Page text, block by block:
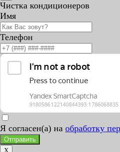
Чистка кондиционеров
Имя
Телефон
Я согласен(а) на обработку
Отправить
X